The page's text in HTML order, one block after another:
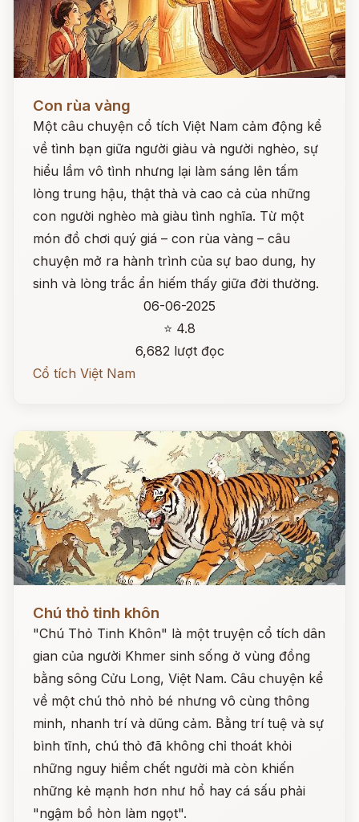
Con rùa vàng
Một câu chuyện cổ tích Việt Nam cảm động kể
về tình bạn giữa người giàu và người nghèo, sự
hiểu lầm vô tình nhưng lại làm sáng lên tấm
lòng trung hậu, thật thà và cao cả của những
con người nghèo mà giàu tình nghĩa. Từ một
món đồ chơi quý giá – con rùa vàng – câu
chuyện mở ra hành trình của sự bao dung, hy
sinh và lòng trắc ẩn hiếm thấy giữa đời thường.
06-06-2025
⭐ 4.8
6,682 lượt đọc
Cổ tích Việt Nam
Chú thỏ tinh khôn
"Chú Thỏ Tinh Khôn" là một truyện cổ tích dân
gian của người Khmer sinh sống ở vùng đồng
bằng sông Cửu Long, Việt Nam. Câu chuyện kể
về một chú thỏ nhỏ bé nhưng vô cùng thông
minh, nhanh trí và dũng cảm. Bằng trí tuệ và sự
bình tĩnh, chú thỏ đã không chỉ thoát khỏi
những nguy hiểm chết người mà còn khiến
những kẻ mạnh hơn như hổ hay cá sấu phải
"ngậm bồ hòn làm ngọt".